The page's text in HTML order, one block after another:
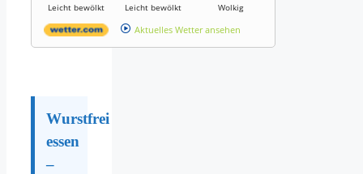
Leicht bewölkt
Leicht bewölkt
Wolkig
Aktuelles Wetter ansehen
Wurstfrei
essen
–